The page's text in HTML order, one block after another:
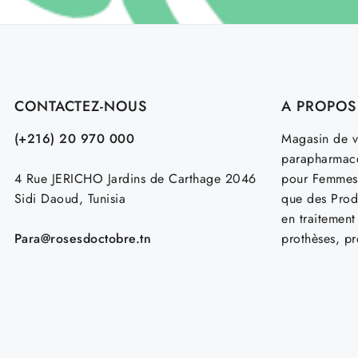
CONTACTEZ-NOUS
(+216) 20 970 000
4 Rue JERICHO Jardins de Carthage 2046
Sidi Daoud, Tunisia
Para@rosesdoctobre.tn
A PROPOS
Magasin de
pour
que des
en
prothèses,